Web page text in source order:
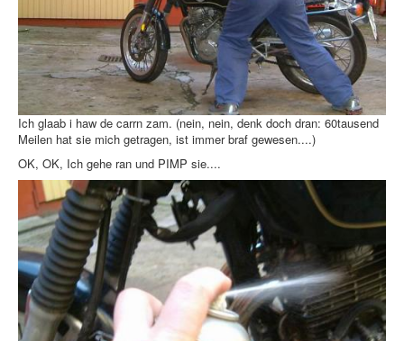
Ich glaab i haw de carrn zam. (nein, nein, denk doch dran: 60tausend
Meilen hat sie mich getragen, ist immer braf gewesen....)
OK, OK, Ich gehe ran und PIMP sie....